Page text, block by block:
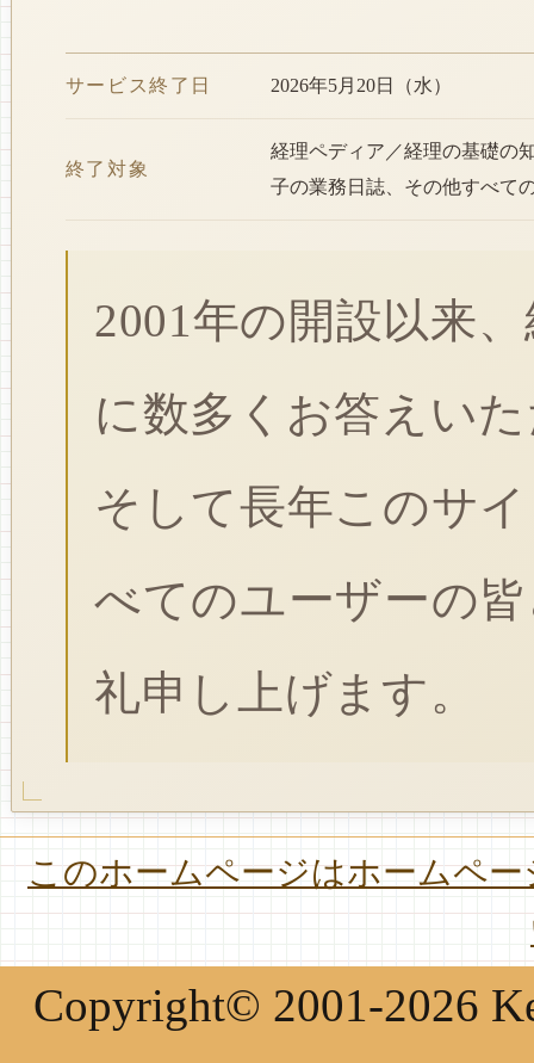
サービス終了日 2026年5月20日（水）
終了対象
経理ペディア／経理の基礎の
子の業務日誌、その他すべて
2001年の開設以来
に数多くお答えい
そして長年このサ
べてのユーザーの
礼申し上げます。
このホームページはホームペ
Copyright© 2001-2026